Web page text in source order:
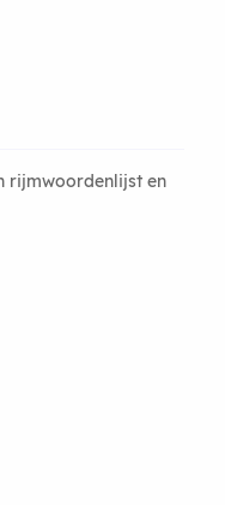
rijmwoordenlijst en